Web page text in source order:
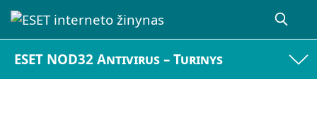
ESET NOD32 Antivirus – Turinys